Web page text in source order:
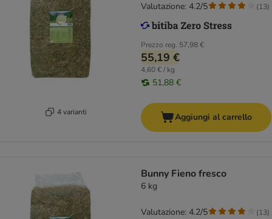
4 varianti
Prezzo reg. 57,98 €
55,19 €
4,60 € / kg
51,88 €
Valutazione: 4.2/5 (13)
Aggiungi al carrello
Bunny Fieno fresco
6 kg
Valutazione: 4.2/5 (13)